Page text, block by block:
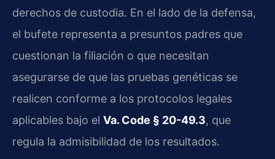
derechos de custodia. En el lado de la defensa,
el bufete representa a presuntos padres que
cuestionan la filiación o que necesitan
asegurarse de que las pruebas genéticas se
realicen conforme a los protocolos legales
aplicables bajo el Va. Code § 20-49.3, que
regula la admisibilidad de los resultados.